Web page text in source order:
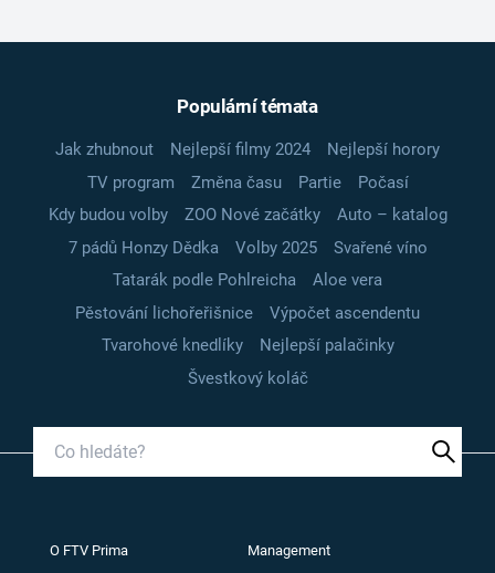
Populární témata
Jak zhubnout Nejlepší filmy 2024
Nejlepší horory
TV program
Změna času Partie
Počasí
Kdy budou volby
ZOO Nové začátky
Auto – katalog
7 pádů Honzy Dědka
Volby 2025
Svařené víno
Tatarák podle Pohlreicha
Aloe vera
Pěstování lichořeřišnice
Výpočet ascendentu
Tvarohové knedlíky
Nejlepší palačinky
Švestkový koláč
O FTV Prima Management